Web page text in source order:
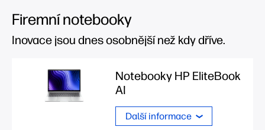
Firemní notebooky
Inovace jsou dnes osobnější než kdy dříve.
Notebooky HP EliteBook
AI
Další informace